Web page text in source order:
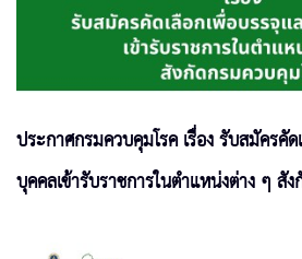
ประกาศกรมควบคุมโรค เรื่อง รับสมัครคั
บุคคลเข้ารับราชการในตำแหน่งต่าง ๆ สั